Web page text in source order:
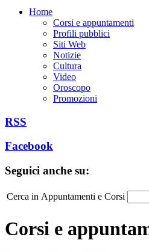
Home
Corsi e appuntamenti
Profili pubblici
Siti Web
Notizie
Cultura
Video
Oroscopo
Promozioni
RSS
Facebook
Seguici anche su:
Cerca in Appuntamenti e Corsi
Corsi e